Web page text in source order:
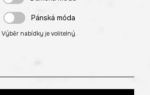
Pánská móda
Výběr nabídky je volitelný.